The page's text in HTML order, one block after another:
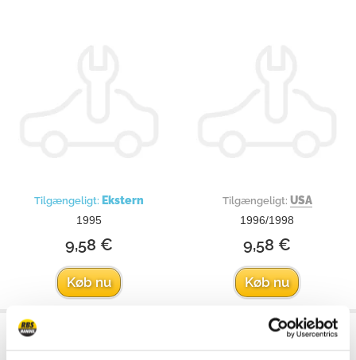
Tilgængeligt: Ekstern
1995
9,58 €
Køb nu
Tilgængeligt: USA
1996/1998
9,58 €
Køb nu
RTV Silicone Sealant